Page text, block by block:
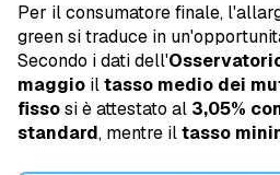
Per il consumatore finale,
green si traduce in
Secondo i dati dell'
maggio iltasso medio dei
fissosi è attestato al 3,05%
standard, mentre iltasso